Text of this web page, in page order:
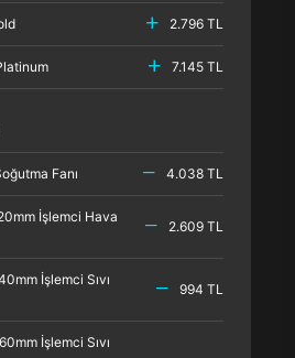
2.796 TL
7.145 TL
Fanı 4.038 TL
İşlemci Hava
2.609 TL
İşlemci Sıvı
994 TL
İşlemci Sıvı